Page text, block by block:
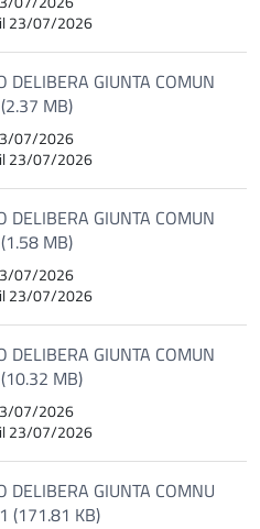
23/07/2026
DELIBERA GIUNTA COMUN
MB)
07/2026
23/07/2026
DELIBERA GIUNTA COMUN
MB)
07/2026
23/07/2026
DELIBERA GIUNTA COMUN
MB)
07/2026
23/07/2026
DELIBERA GIUNTA COMNU
(171.81 KB)